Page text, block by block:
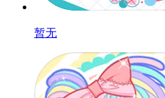
暂无